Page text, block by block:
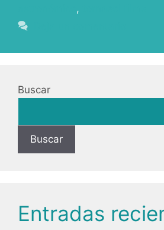
,
Buscar
Buscar
Entradas